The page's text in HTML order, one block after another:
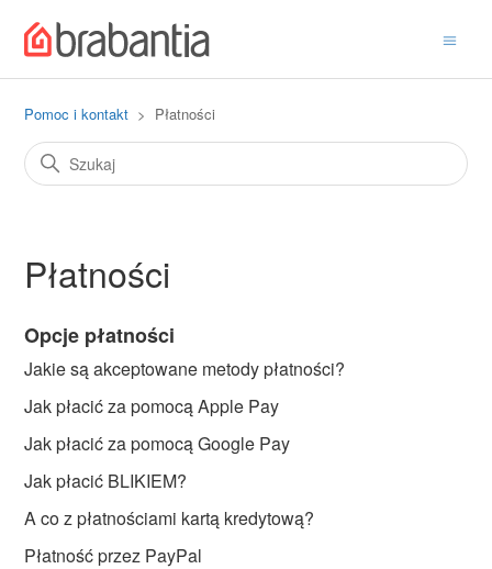
Pomoc i kontakt Płatności
Płatności
Opcje płatności
Jakie są akceptowane metody płatności?
Jak płacić za pomocą Apple Pay
Jak płacić za pomocą Google Pay
Jak płacić BLIKIEM?
A co z płatnościami kartą kredytową?
Płatność przez PayPal